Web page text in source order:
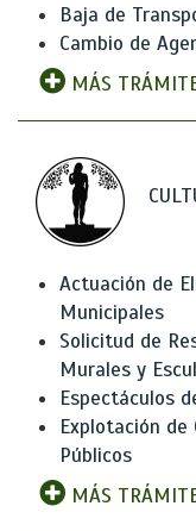
Baja de
Cambio de
MÁS
Actuación de
Municipales
Solicitud de
Murales y
Espectáculos
Explotación de
Públicos
MÁS